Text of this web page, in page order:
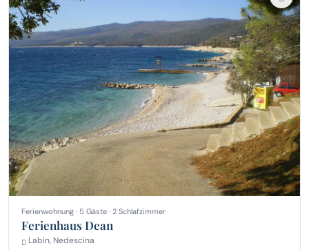
Ferienwohnung · 5 Gäste · 2 Schlafzimmer
Ferienhaus Dean
Labin, Nedescina